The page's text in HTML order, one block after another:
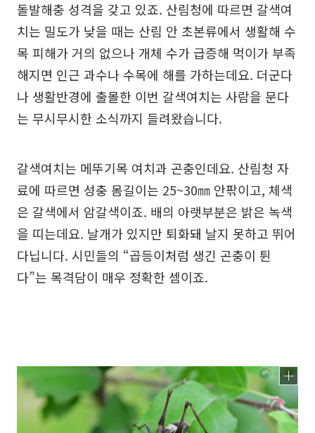
돌발해충 성격을 갖고 있죠. 산림청에 따르면 갈색여
치는 밀도가 낮을 때는 산림 안 초본류에서 생활해 수
목 피해가 거의 없으나 개체 수가 급증해 먹이가 부족
해지면 인근 과수나 수목에 해를 가하는데요. 더군다
나 생활반경에 출몰한 이번 갈색여치는 사람을 문다
는 무시무시한 소식까지 들려왔습니다.
갈색여치는 메뚜기목 여치과 곤충인데요. 산림청 자
료에 따르면 성충 몸길이는 25~30㎜ 안팎이고, 체색
은 갈색에서 암갈색이죠. 배의 아랫부분은 밝은 녹색
을 띠는데요. 날개가 있지만 퇴화돼 날지 못하고 뛰어
다닙니다. 시민들의 “곱등이처럼 생긴 곤충이 튄
다”는 목격담이 매우 정확한 셈이죠.